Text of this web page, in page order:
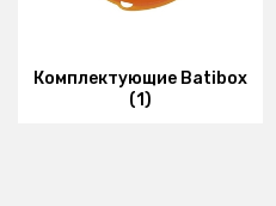
Комплектующие Batibox
(1)